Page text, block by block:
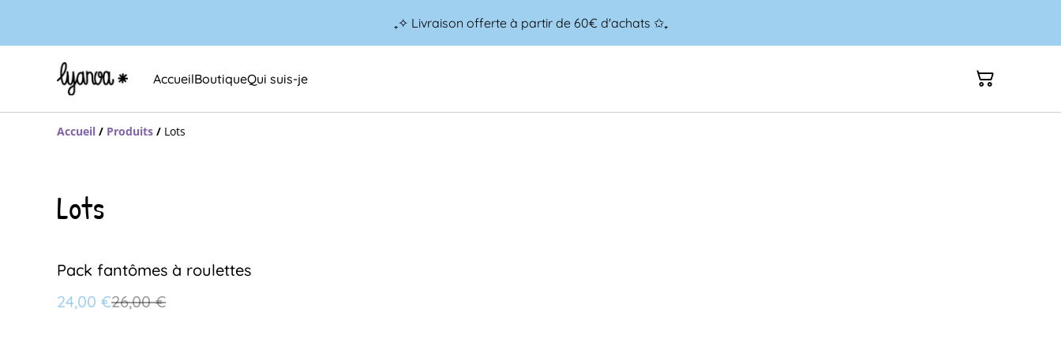
₊✧ Livraison offerte à partir de 60€ d'achats ✩₊
AccueilBoutiqueQui suis-je
Accueil / Produits / Lots
Lots
%
Pack fantômes à roulettes
24,00 €26,00 €